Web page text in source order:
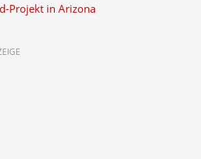
Projekt in Arizona